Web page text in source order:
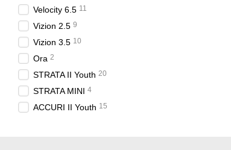
Velocity 6.5 11
Vizion 2.5 9
Vizion 3.5 10
Ora 2
STRATA II Youth 20
STRATA MINI 4
ACCURI II Youth 15